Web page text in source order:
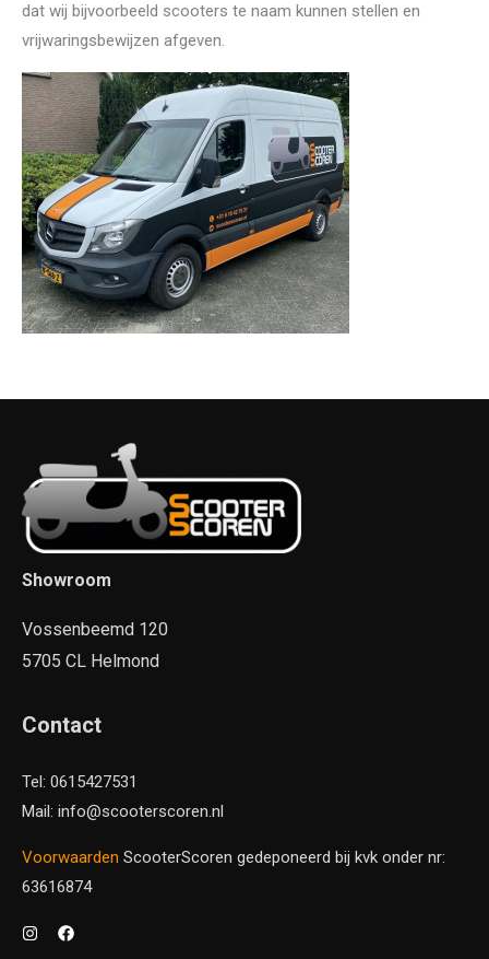
dat wij bijvoorbeeld scooters te naam kunnen stellen en
vrijwaringsbewijzen afgeven.
Showroom
Vossenbeemd 120
5705 CL Helmond
Contact
Tel: 0615427531
Mail: info@scooterscoren.nl
Voorwaarden ScooterScoren gedeponeerd bij kvk onder nr:
63616874